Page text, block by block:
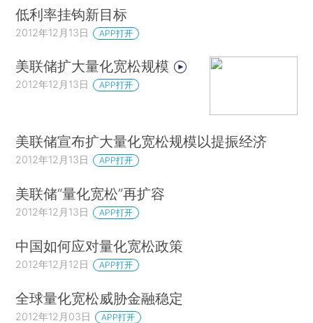
低利率挂钩新目标
2012年12月13日 APP打开
美联储扩大量化宽松规模
2012年12月13日 APP打开
美联储宣布扩大量化宽松规模以提振经济
2012年12月13日 APP打开
美联储“量化宽松”再扩容
2012年12月13日 APP打开
中国如何应对量化宽松政策
2012年12月12日 APP打开
全球量化宽松威胁金融稳定
2012年12月03日 APP打开